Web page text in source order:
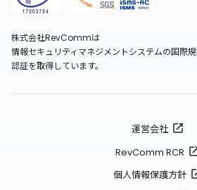
株式会社RevCommは
情報セキュリティマネジメントシステムの国際
認証を取得しています。
運営会社
RevComm RCR
個人情報保護方針